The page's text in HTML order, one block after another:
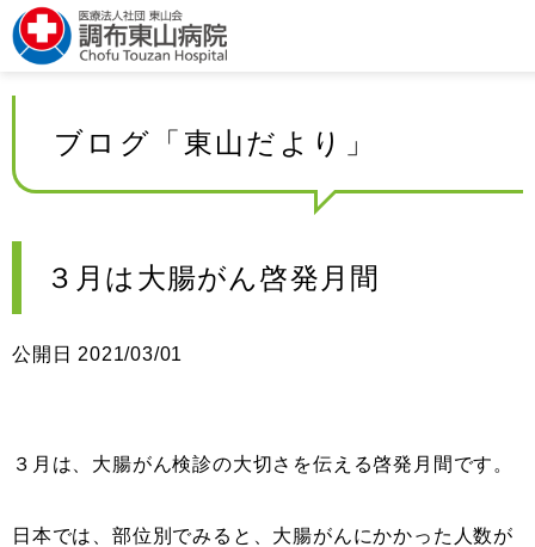
ブログ「東山だより」
３月は大腸がん啓発月間
公開日 2021/03/01
３月は、大腸がん検診の大切さを伝える啓発月間です。
日本では、部位別でみると、大腸がんにかかった人数が